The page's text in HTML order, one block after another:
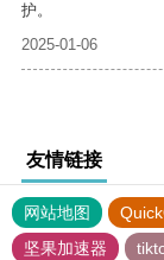
护。
2025-01-06
友情链接
网站地图
坚果加速器